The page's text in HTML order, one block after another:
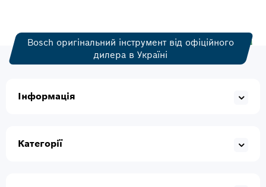
Bosch оригінальний інструмент від офіційного
дилера в Україні
Інформація
Категорії